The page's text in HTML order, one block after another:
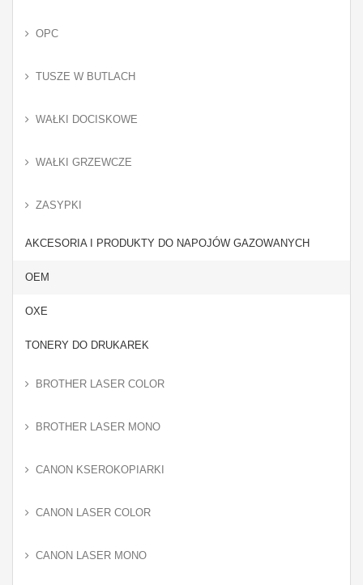
OPC
TUSZE W BUTLACH
WAŁKI DOCISKOWE
WAŁKI GRZEWCZE
ZASYPKI
AKCESORIA I PRODUKTY DO NAPOJÓW GAZOWANYCH
OEM
OXE
TONERY DO DRUKAREK
BROTHER LASER COLOR
BROTHER LASER MONO
CANON KSEROKOPIARKI
CANON LASER COLOR
CANON LASER MONO